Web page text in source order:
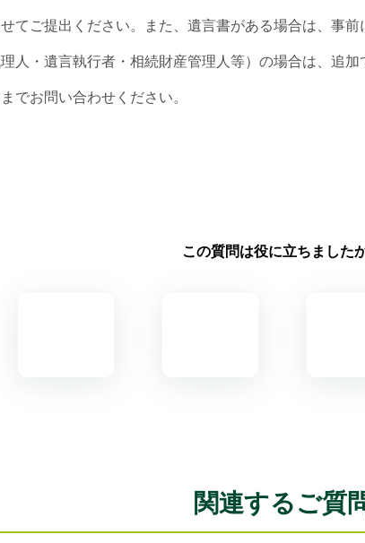
てご提出ください。また、遺言書がある場合は、事前
人・遺言執行者・相続財産管理人等）の場合は、追加
でお問い合わせください。
この質問は役に立ちました
関連するご質